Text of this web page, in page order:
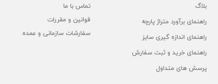
بلاگ
راهنمای برآورد متراژ پارچه
راهنمای اندازه گیری سایز
راهنمای خرید و ثبت سفارش
پرسش های متداول
تماس با ما
قوانین و مقررات
سفارشات سازمانی و عمده